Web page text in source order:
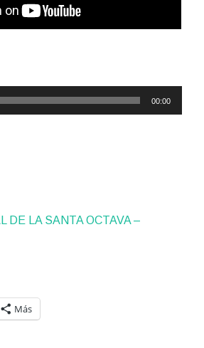
00:00
DE LA SANTA OCTAVA –
Más